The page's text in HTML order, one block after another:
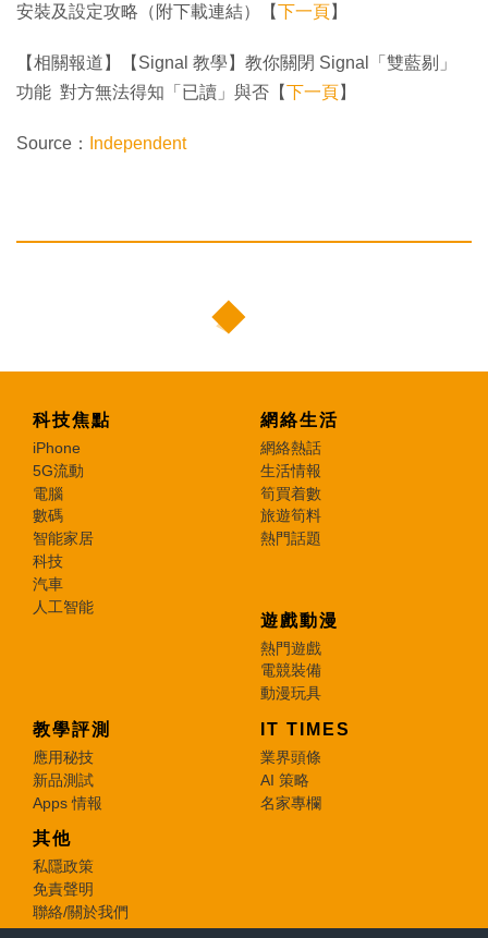
安裝及設定攻略（附下載連結）【下一頁】
【相關報道】【Signal 教學】教你關閉 Signal「雙藍剔」
功能 對方無法得知「已讀」與否【下一頁】
Source： Independent
科技焦點
iPhone
5G流動
電腦
數碼
智能家居
科技
汽車
人工智能
網絡生活
網絡熱話
生活情報
筍買着數
旅遊筍料
熱門話題
遊戲動漫
熱門遊戲
電競裝備
動漫玩具
教學評測
應用秘技
新品測試
Apps 情報
IT TIMES
業界頭條
AI 策略
名家專欄
其他
私隱政策
免責聲明
聯絡/關於我們